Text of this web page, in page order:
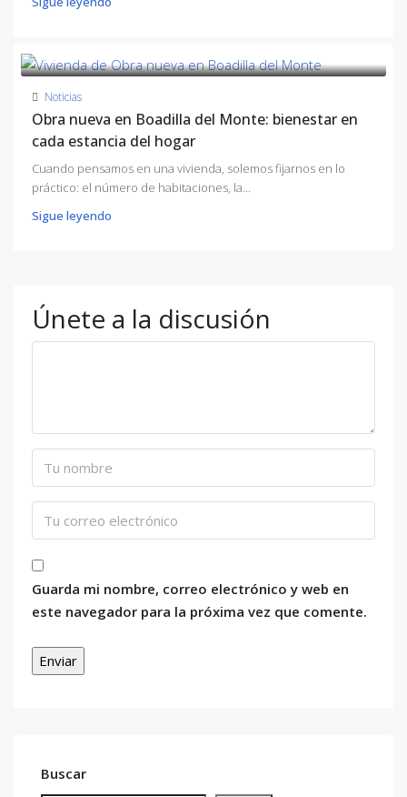
Noticias
Obra nueva en Boadilla del Monte: bienestar en
cada estancia del hogar
Cuando pensamos en una vivienda, solemos fijarnos en lo
práctico: el número de habitaciones, la...
Sigue leyendo
Únete a la discusión
Guarda mi nombre, correo electrónico y web en
este navegador para la próxima vez que comente.
Buscar